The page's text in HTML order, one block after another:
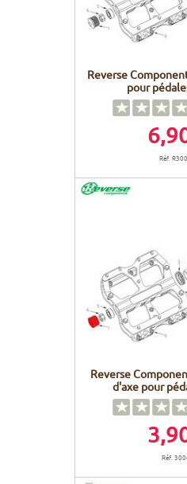
Reverse
pour
Réf.
Reverse
d'axe pour
Réf.